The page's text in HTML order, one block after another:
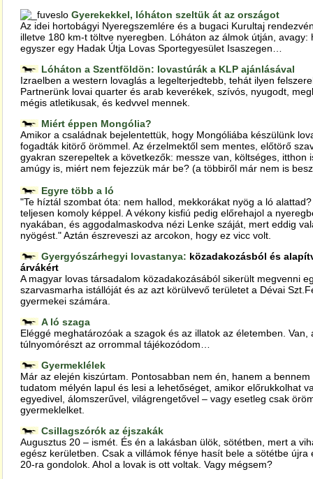
Gyerekekkel, lóháton szeltük át az országot
Az idei hortobágyi Nyeregszemlére és a bugaci Kurultaj
illetve 180 km-t töltve nyeregben. Lóháton az álmok útján,
egyszer egy Hadak Útja Lovas Sportegyesület Isaszegen…
Lóháton a Szentföldön: lovastúrák a KLP ajánlásával
Izraelben a western lovaglás a legelterjedtebb, tehát ilyen
Partnerünk lovai quarter és arab keverékek, szívós, nyugodt,
mégis atletikusak, és kedvvel mennek.
Miért éppen Mongólia?
Amikor a családnak bejelentettük, hogy Mongóliába készülünk
fogadták kitörő örömmel. Az érzelmektől sem mentes, előtörő
gyakran szerepeltek a következők: messze van, költséges, itthon
amúgy is, miért nem fejezzük már be? (a többiről már nem is
Egyre több a ló
"Te híztál szombat óta: nem hallod, mekkorákat nyög a ló
teljesen komoly képpel. A vékony kisfiú pedig előrehajol a
nyakában, és aggodalmaskodva nézi Lenke száját, mert eddig
nyögést." Aztán észreveszi az arcokon, hogy ez vicc volt.
Gyergyószárhegyi lovastanya: közadakozásból és
árvákért
A magyar lovas társadalom közadakozásából sikerült megvenni
szarvasmarha istállóját és az azt körülvevő területet a Dévai
gyermekei számára.
A ló szaga
Eléggé meghatározóak a szagok és az illatok az életemben. Van,
túlnyomórészt az orrommal tájékozódom…
Gyermeklélek
Már az elején kiszúrtam. Pontosabban nem én, hanem a
tudatom mélyén lapul és lesi a lehetőséget, amikor előrukkolhat
egyedivel, álomszerűvel, világrengetővel – vagy esetleg csak
gyermeklelket.
Csillagszórók az éjszakák
Augusztus 20 – ismét. És én a lakásban ülök, sötétben, mert a
egész kerületben. Csak a villámok fénye hasít bele a sötétbe újra
20-ra gondolok. Ahol a lovak is ott voltak. Vagy mégsem?